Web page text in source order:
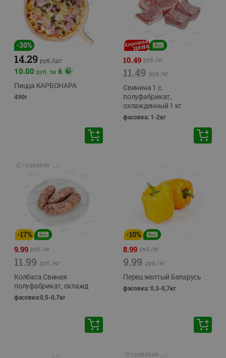
-30%
14.29 руб./шт
10.00 руб. за 6
Пицца КАРБОНАРА
490г
10.49 руб./кг
11.49 руб./кг
Свинина 1 с.
полуфабрикат,
охлажденный 1 кг
фасовка: 1-2кг
🕘 12:00-20:00
-17%
9.99 руб./кг
11.99 руб./кг
Колбаса Свиная
полуфабрикат, охлажд
фасовка:0,5-0,7кг
-10%
8.99 руб./кг
9.99 руб./кг
Перец желтый Беларусь
фасовка: 0,3-0,7кг
🕘 12:00-20:00